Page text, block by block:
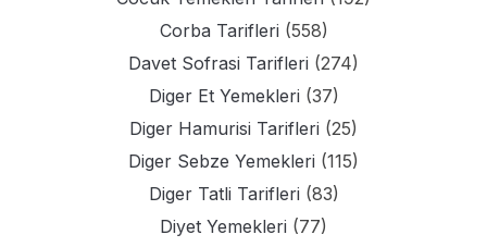
Corba Tarifleri (558)
Davet Sofrasi Tarifleri (274)
Diger Et Yemekleri (37)
Diger Hamurisi Tarifleri (25)
Diger Sebze Yemekleri (115)
Diger Tatli Tarifleri (83)
Diyet Yemekleri (77)